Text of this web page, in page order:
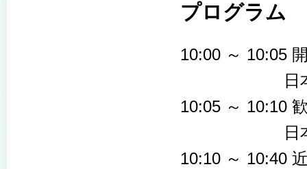
プログラム
10:00 ～ 10:05
日本レーザ
10:05 ～ 10:10
日本大学
10:10 ～ 10:40